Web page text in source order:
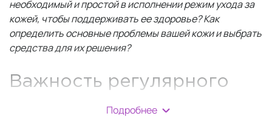
необходимый и простой в исполнении режим ухода за
кожей, чтобы поддерживать ее здоровье? Как
определить основные проблемы вашей кожи и выбрать
средства для их решения?
Важность регулярного
ухода за кожей
Подробнее